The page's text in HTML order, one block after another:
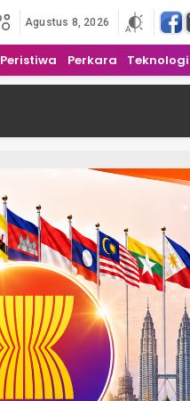
Agustus 8, 2026
Peristiwa Perkara Teknologi